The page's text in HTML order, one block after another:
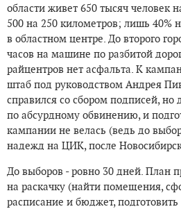
области живет 650 тысяч человек
500 на 250 километров; лишь 40%
в областном центре. До второго
часов на машине по разбитой
райцентров нет асфальта. К
штаб под руководством Андрея
справился со сбором подписей,
по абсурдному обвинению, и
кампании не велась (ведь до
надежд на ЦИК, после
До выборов - ровно 30 дней. План
на раскачку (найти помещения,
расписание и бюджет,